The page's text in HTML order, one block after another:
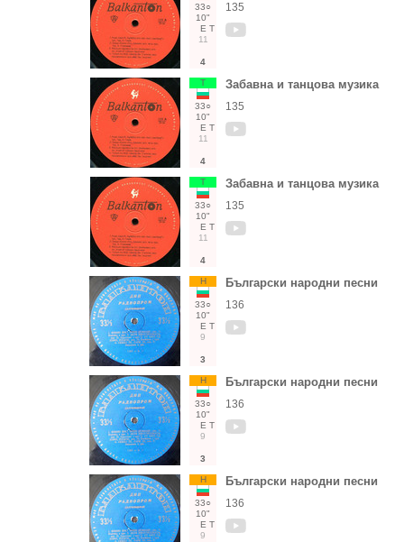
33○
10"
Е Т
11
4
135
Т
33○
10"
Е Т
11
4
Забавна и танцова музика
135
Т
33○
10"
Е Т
11
4
Забавна и танцова музика
135
Н
33○
10"
Е Т
9
3
Български народни песни
136
Н
33○
10"
Е Т
9
3
Български народни песни
136
Н
33○
10"
Е Т
9
Български народни песни
136